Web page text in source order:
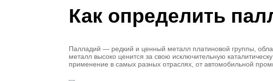
Как определить
Палладий — редкий и ценный металл платиновой группы,
металл высоко ценится за свою исключительную
применение в самых разных отраслях, от автомобильной